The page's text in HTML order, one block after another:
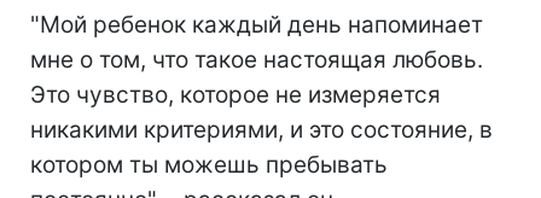
"Мой ребенок каждый день напоминает
мне о том, что такое настоящая любовь.
Это чувство, которое не измеряется
никакими критериями, и это состояние, в
котором ты можешь пребывать